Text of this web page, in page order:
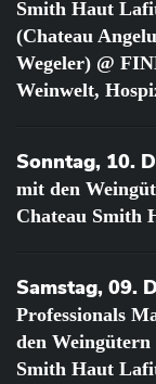
Smith Haut
(Chateau
Wegeler) @
Weinwelt,
Sonntag, 10.
mit den
Chateau Smith
Samstag, 09.
Professionals
den
Smith Haut